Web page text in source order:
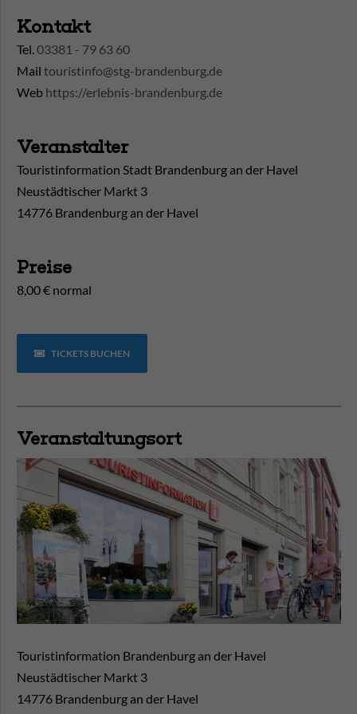
Kontakt
Tel.03381 - 79 63 60
Mail touristinfo@stg-brandenburg.de
Web https://erlebnis-brandenburg.de
Veranstalter
Touristinformation Stadt Brandenburg an der Havel
Neustädtischer Markt 3
14776 Brandenburg an der Havel
Preise
8,00 € normal
TICKETS BUCHEN
Veranstaltungsort
Touristinformation Brandenburg an der Havel
Neustädtischer Markt 3
14776 Brandenburg an der Havel